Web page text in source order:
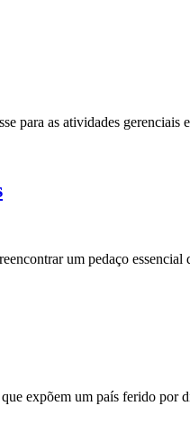
para as atividades gerenciais
um pedaço essencial
expõem um país ferido por